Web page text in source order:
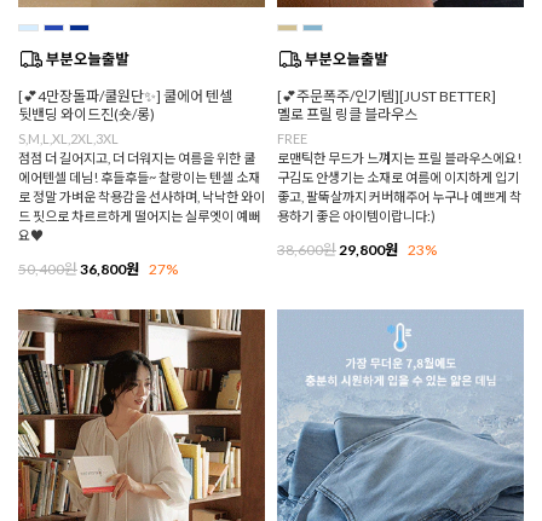
[💕4만장돌파/쿨원단✨] 쿨에어 텐셀
뒷밴딩 와이드진(숏/롱)
S,M,L,XL,2XL,3XL
점점 더 길어지고, 더 더워지는 여름을 위한 쿨
에어텐셀 데님! 후들후들~ 찰랑이는 텐셀 소재
로 정말 가벼운 착용감을 선사하며, 낙낙한 와이
드 핏으로 차르르하게 떨어지는 실루엣이 예뻐
요♥
50,400원36,800원 27%
[💕주문폭주/인기템][JUST BETTER]
멜로 프릴 링클 블라우스
FREE
로맨틱한 무드가 느껴지는 프릴 블라우스에요!
구김도 안생기는 소재로 여름에 이지하게 입기
좋고, 팔뚝살까지 커버해주어 누구나 예쁘게 착
용하기 좋은 아이템이랍니다:)
38,600원 29,800원 23%